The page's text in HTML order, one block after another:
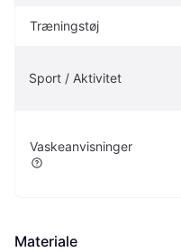
Træningstøj
Sport / Aktivitet
Vaskeanvisninger
Materiale